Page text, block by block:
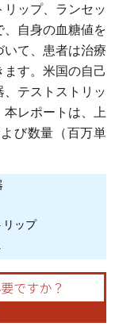
ップ、ランセッ
、自身の血糖値を
て、患者は治療
す。米国の自己
テストストリッ
本レポートは、上
び数量（百万単
リップ